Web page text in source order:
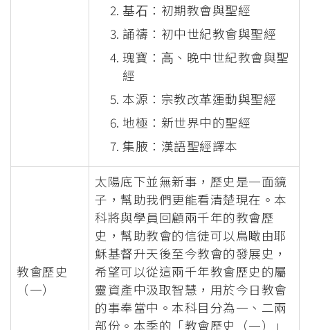
基⽯：初期教會與聖經
誦禱：初中世紀教會與聖經
瑰寶：⾼、晚中世紀教會與聖
經
本源：宗教改⾰運動與聖經
地極：新世界中的聖經
集腋：漢語聖經譯本
教會歷史
（一）
太陽底下並無新事，歷史是一面鏡
子，幫助我們更能看清楚現在。本
科將與學員回顧兩千年的教會歷
史，幫助教會的信徒可以鳥瞰由耶
穌基督升天後至今教會的發展史，
希望可以從這兩千年教會歷史的屬
靈資產中汲取智慧，用於今日教會
的事奉當中。本科目分為一、二兩
部份。本季的「教會歷史（一）」